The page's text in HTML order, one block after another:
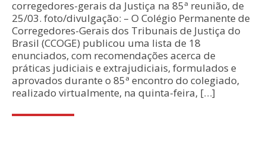
corregedores-gerais da Justiça na 85ª reunião, de
25/03. foto/divulgação: – O Colégio Permanente de
Corregedores-Gerais dos Tribunais de Justiça do
Brasil (CCOGE) publicou uma lista de 18
enunciados, com recomendações acerca de
práticas judiciais e extrajudiciais, formulados e
aprovados durante o 85ª encontro do colegiado,
realizado virtualmente, na quinta-feira, […]